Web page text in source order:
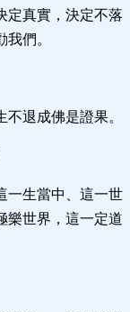
定真實，決定不落
們。
不退成佛是證果。
一生當中、這一世
樂世界，這一定道